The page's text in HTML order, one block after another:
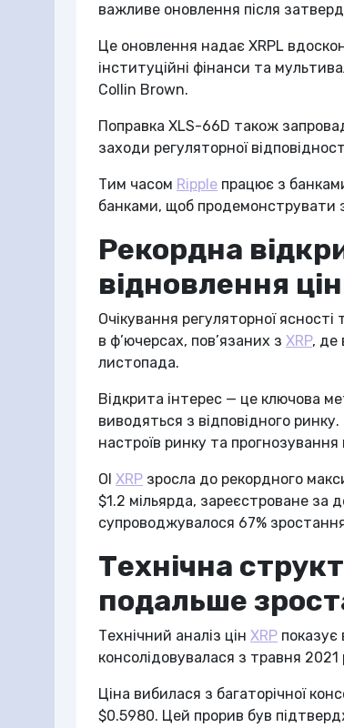
важливе оновлення після
Це оновлення надає XRPL
інституційні фінанси та
Collin Brown.
Поправка XLS-66D також
заходи регуляторної
Тим часом Ripple працює з
банками, щоб продемонструвати
Рекордна
відновлення
Очікування регуляторної
в ф’ючерсах, пов’язаних з XRP, де
листопада.
Відкрита інтерес — це ключова
виводяться з відповідного
настроїв ринку та прогнозування
OI XRP зросла до рекордного
$1.2 мільярда, зареєстроване за
супроводжувалося 67%
Технічна
подальше
Технічний аналіз цін XRP
консолідовувалася з травня 2021
Ціна вибилася з багаторічної
$0.5980. Цей прорив був